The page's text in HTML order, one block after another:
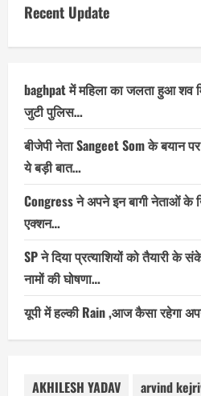
Recent Update
baghpat में महिला का जलता हुआ
जुटी पुलिस…
बीजेपी नेता Sangeet Som के बयान
ये बड़ी बात…
Congress ने अपने इन बागी नेताओं के
एक्शन…
SP ने दिया प्रत्याशियों को तैयारी के
नामों की घोषणा…
यूपी में हल्की Rain ,आज कैसा रहेगा
AKHILESH YADAV arvind